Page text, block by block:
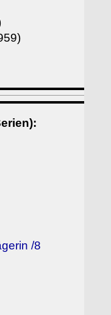
/8